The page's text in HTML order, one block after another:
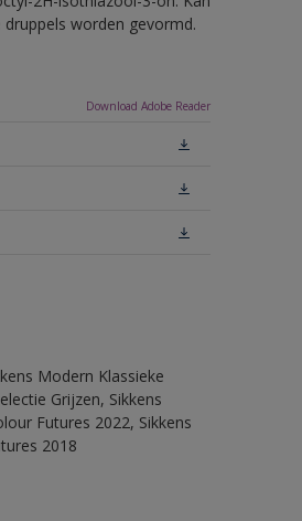
worden gevormd.
Download Adobe Reader
Modern Klassieke
Grijzen, Sikkens
Futures 2022, Sikkens
2018